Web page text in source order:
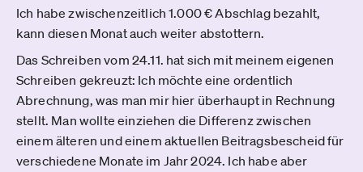
Ich habe zwischenzeitlich 1.000 € Abschlag bezahlt,
kann diesen Monat auch weiter abstottern.
Das Schreiben vom 24.11. hat sich mit meinem eigenen
Schreiben gekreuzt: Ich möchte eine ordentlich
Abrechnung, was man mir hier überhaupt in Rechnung
stellt. Man wollte einziehen die Differenz zwischen
einem älteren und einem aktuellen Beitragsbescheid für
verschiedene Monate im Jahr 2024. Ich habe aber